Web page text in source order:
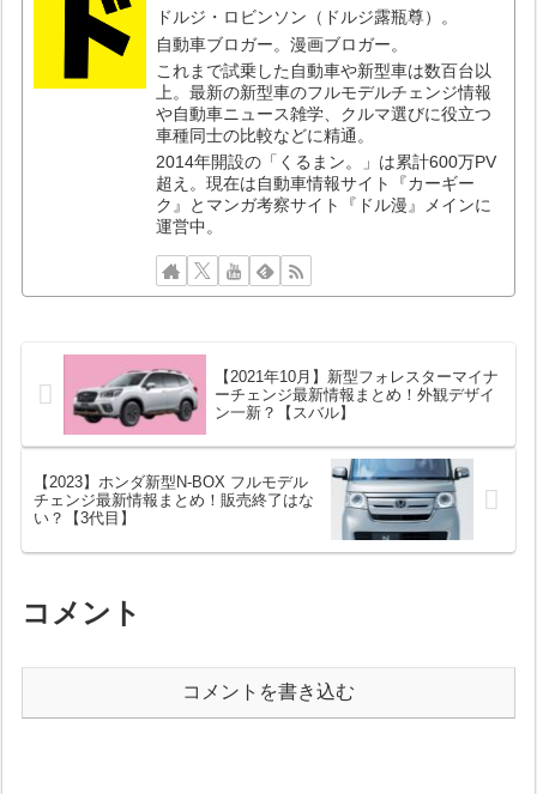
ドルジ・ロビンソン（ドルジ露瓶尊）。
自動車ブロガー。漫画ブロガー。
これまで試乗した自動車や新型車は数百台以
上。最新の新型車のフルモデルチェンジ情報
や自動車ニュース雑学、クルマ選びに役立つ
車種同士の比較などに精通。
2014年開設の「くるまン。」は累計600万PV
超え。現在は自動車情報サイト『カーギー
ク』とマンガ考察サイト『ドル漫』メインに
運営中。
【2021年10月】新型フォレスターマイナ
ーチェンジ最新情報まとめ！外観デザイ
ン一新？【スバル】
【2023】ホンダ新型N-BOX フルモデル
チェンジ最新情報まとめ！販売終了はな
い？【3代目】
コメント
コメントを書き込む